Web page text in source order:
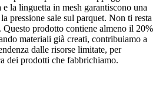
la linguetta in mesh garantiscono una
pressione sale sul parquet. Non ti resta
prodotto contiene almeno il 20%
materiali già creati, contribuiamo a
dalle risorse limitate, per
dei prodotti che fabbrichiamo.